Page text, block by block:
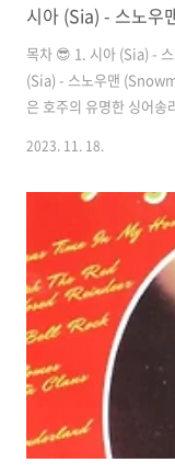
목차 😎 1. 시아 (Sia) -
(Sia) - 스노우맨
은 호주의 유명한 싱어송
시즌에 맞춰 발표된 앨범
울과 크리스마스의 분위
니다. 이 곡은 눈사람을
고 있으며, 시아의 강렬
부하게 만듭니다. 스노우
2023. 11. 18.